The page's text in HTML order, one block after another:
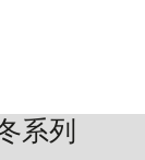
系列